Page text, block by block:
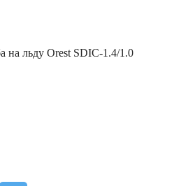
льду Orest SDIC-1.4/1.0